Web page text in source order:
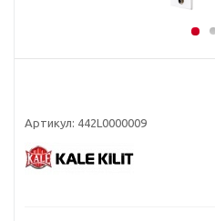
Артикул: 442L0000009